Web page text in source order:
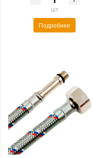
шт
Подробнее